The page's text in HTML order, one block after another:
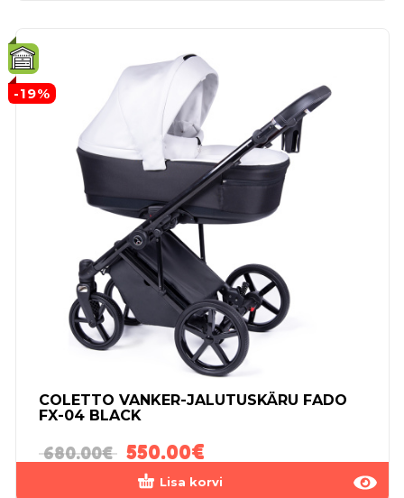
-19%
COLETTO VANKER-JALUTUSKÄRU FADO
FX-04 BLACK
680.00€ 550.00€
Lisa korvi